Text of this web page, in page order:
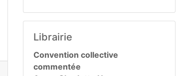
Librairie
Convention collective
commentée